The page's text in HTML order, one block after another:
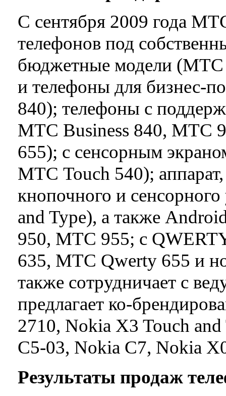
С сентября 2009 года
телефонов под
бюджетные модели
и телефоны для бизнес-
840); телефоны с
МТС Business 840, МТС
655); с сенсорным
МТС Touch 540);
кнопочного и
and Type), а также
950, МТС 955; с
635, МТС Qwerty 655 и
также сотрудничает с
предлагает ко-
2710, Nokia X3 Touch
C5-03, Nokia C7, Nokia
Результаты продаж